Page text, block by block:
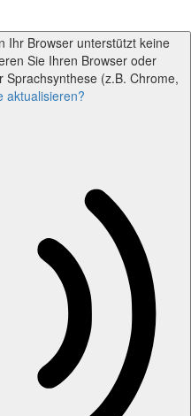
Ihr Browser unterstützt keine
Sie Ihren Browser oder
(z.B. Chrome,
aktualisieren?